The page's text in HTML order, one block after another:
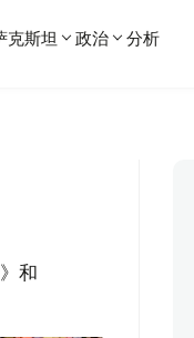
克斯坦 政治 分析
和